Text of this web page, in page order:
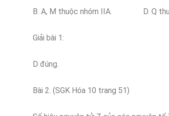
B. A, M thuộc nhóm IIA. D. Q
Giải bài 1:
D đúng.
Bài 2. (SGK Hóa 10 trang 51)